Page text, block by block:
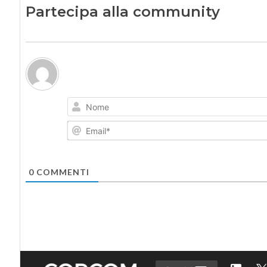
Partecipa alla community
0COMMENTI